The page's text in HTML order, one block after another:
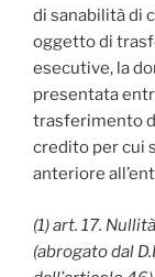
di sanabilità di
oggetto di
esecutive, la
presentata
trasferimento
credito per cui
anteriore
(1) art. 17.
(abrogato dal